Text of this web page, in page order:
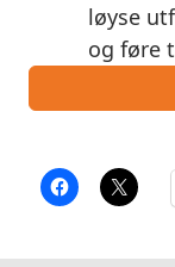
løyse
og føre